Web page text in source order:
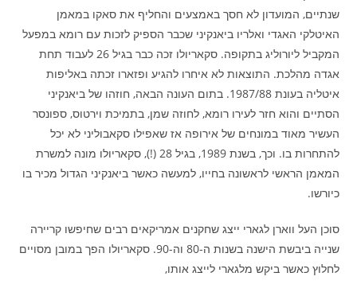
שנתיים, המועדון לא חסך באמצעים והחליף את סאקו במאמן
האיטלקי האגדי ואלריו ביאנקיני שכבר הספיק לזכות עם רומא במפעל
המקביל ליורוליג בתקופה. סקאריולו זכה כבר בגיל 26 לעבוד תחת
אגדה מהלכת. התוצאות לא איחרו להגיע ופזארו זכתה באליפות
איטליה בעונת 1987/88. בתום העונה הבאה, חוזהו של ביאנקיני
הסתיים והוא חזר לעירו רומא, לחוזה שמן, בתמיכת וירטוס, ספונסר
העשיר מאוד במונחים של אירופה אז שאפילו סקאבוליני לא יכל
להתחרות בו. וכך, בשנת 1989, בגיל 28 (!), סקאריולו מונה למשרת
המאמן הראשי לראשונה בחייו, למעשה כאשר ביאנקיני הגדול מכיר בו
כיורשו.
סוכן העל ווארן לגארי ייצג שחקנים אמריקאים רבים שחיפשו קריירה
שנייה ביבשת הישנה בשנות ה-80 וה-90. סקאריולו הפך במובן מסויים
לחלוץ כאשר ביקש מלגארי לייצג אותו,